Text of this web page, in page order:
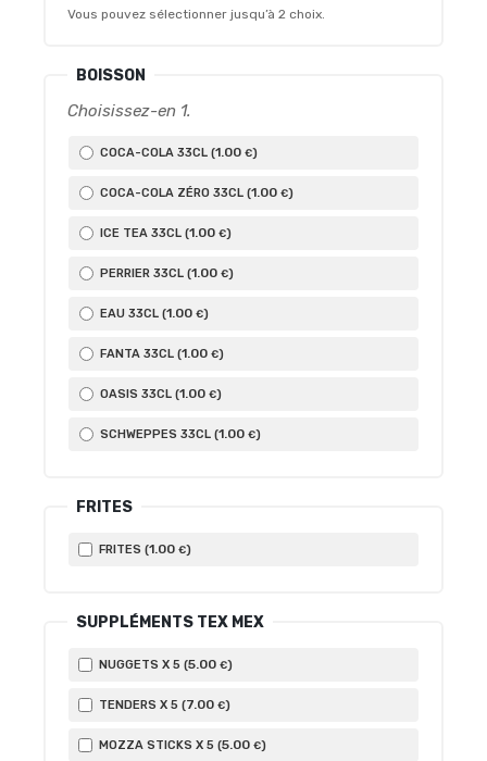
Vous pouvez sélectionner jusqu’à 2 choix.
BOISSON
Choisissez-en 1.
COCA-COLA 33CL (1.00 €)
COCA-COLA ZÉRO 33CL (1.00 €)
ICE TEA 33CL (1.00 €)
PERRIER 33CL (1.00 €)
EAU 33CL (1.00 €)
FANTA 33CL (1.00 €)
OASIS 33CL (1.00 €)
SCHWEPPES 33CL (1.00 €)
FRITES
FRITES (1.00 €)
SUPPLÉMENTS TEX MEX
NUGGETS X 5 (5.00 €)
TENDERS X 5 (7.00 €)
MOZZA STICKS X 5 (5.00 €)